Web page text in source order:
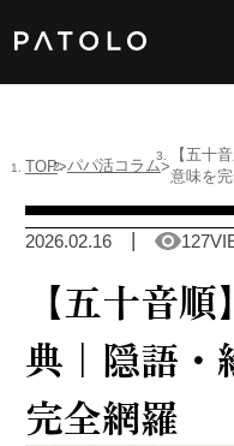
男性TOP
加盟店TOP
ABOUT US
TOP パパ活コラム
【五十
意味を
2026.02.16
【五十音
典｜隠語・
完全網羅